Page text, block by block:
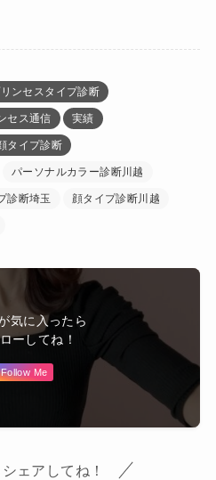
ンセスタイプ診断
セス通信 実績
タイプ診断
パーソナルカラー診断川越
診断埼玉 顔タイプ診断川越
気に入ったら
ーしてね！
Follow Me
ェアしてね！